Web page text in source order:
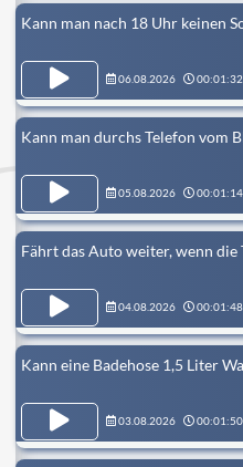
Kann man nach 18 Uhr keinen
06.08.2026 00:01:32
Kann man durchs Telefon vom
05.08.2026 00:01:14
Fährt das Auto weiter, wenn die
04.08.2026 00:01:48
Kann eine Badehose 1,5 Liter
03.08.2026 00:01:50